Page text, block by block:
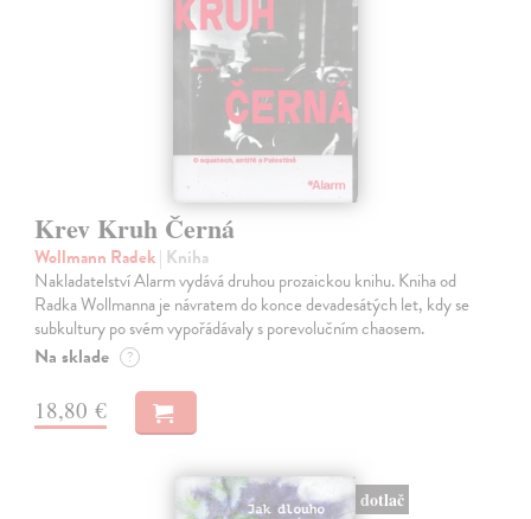
Krev Kruh Černá
Wollmann Radek| Kniha
Nakladatelství Alarm vydává druhou prozaickou knihu. Kniha od
Radka Wollmanna je návratem do konce devadesátých let, kdy se
subkultury po svém vypořádávaly s porevolučním chaosem.
Na sklade ?
18,80 €
dotlač